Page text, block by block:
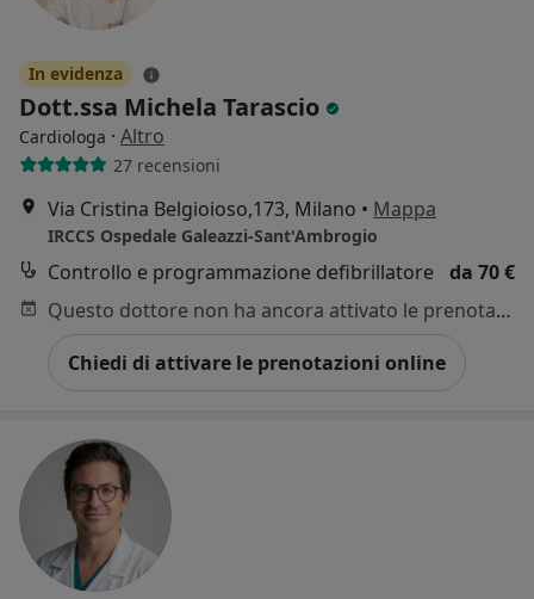
In evidenza
Dott.ssa Michela Tarascio
Cardiologa · Altro
27 recensioni
Via Cristina Belgioioso,173, Milano • Mappa
IRCCS Ospedale Galeazzi-Sant'Ambrogio
Controllo e programmazione defibrillatore
da 70 €
Questo dottore non ha ancora attivato le prenotazioni online presso questo indirizzo.
Chiedi di attivare le prenotazioni online